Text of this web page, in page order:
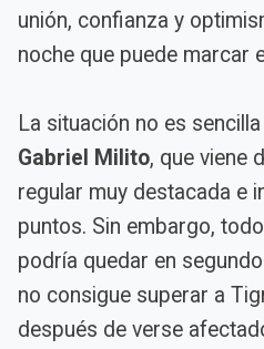
unión, confianza y
noche que puede marcar
La situación no es
Gabriel Milito, que viene
regular muy destacada e
puntos. Sin embargo,
podría quedar en
no consigue superar a
después de verse